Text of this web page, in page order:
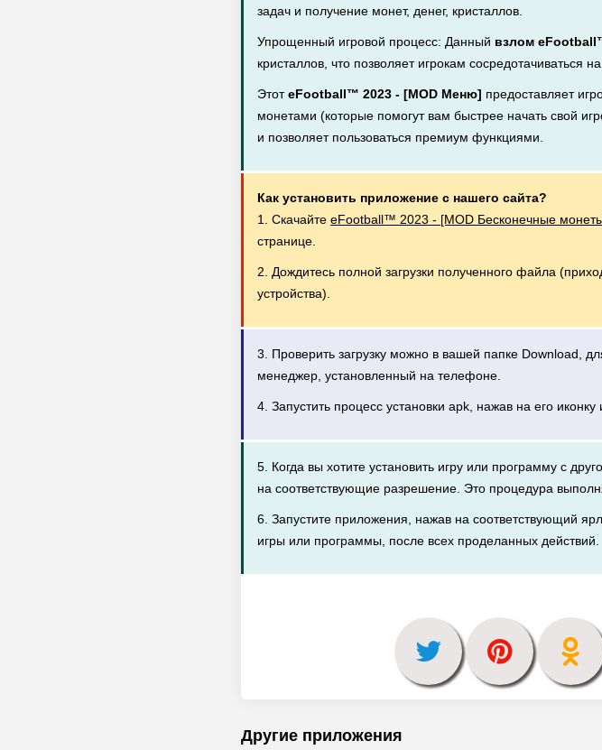
задач и получение монет, денег, кристаллов.
Упрощенный игровой процесс: Данный взлом
кристаллов, что позволяет игрокам сосредотачиваться
ЭтотeFootball™ 2023 - [MOD Меню] предоставляет
монетами (которые помогут вам быстрее начать свой
и позволяет пользоваться премиум функциями.
Как установить приложение с нашего сайта?
1. Скачайте eFootball™ 2023 - [MOD Бесконечные
странице.
2. Дождитесь полной загрузки полученного файла
устройства).
3. Проверить загрузку можно в вашей папке Download,
менеджер, установленный на телефоне.
4. Запустить процесс установки apk, нажав на его
5. Когда вы хотите установить игру или программу с
на соответствующие разрешение. Это процедура
6. Запустите приложения, нажав на соответствующий
игры или программы, после всех проделанных действий.
Другие приложения